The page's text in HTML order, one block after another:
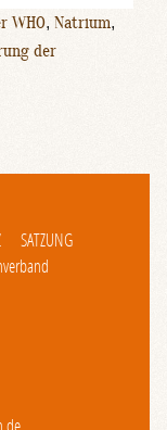
WHO, Natrium,
der
SATZUNG